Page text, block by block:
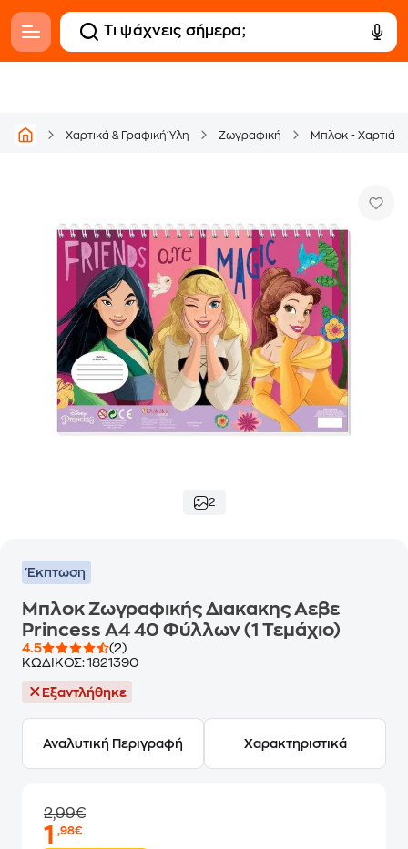
Χαρτικά & Γραφική Ύλη Ζωγραφική Μπλοκ - Χαρτιά
2
Έκπτωση
Μπλοκ Ζωγραφικής Διακακης Αεβε
Princess Α4 40 Φύλλων (1 Τεμάχιο)
4.5
(2)
ΚΩΔΙΚΟΣ: 1821390
Εξαντλήθηκε
Αναλυτική Περιγραφή Χαρακτηριστικά
2,99€
1,98€